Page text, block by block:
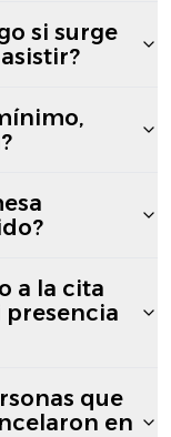
si surge
a la cita
que
en